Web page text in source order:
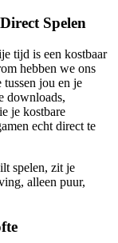
Spelen
tijd is een kostbaar
hebben we ons
jou en je
downloads,
je kostbare
echt direct te
spelen, zit je
alleen puur,